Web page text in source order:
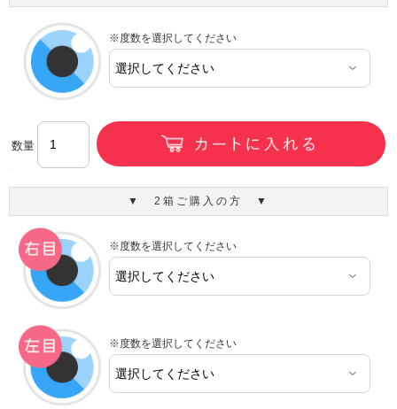
※度数を選択してください
数量
▼ 2箱ご購入の方 ▼
※度数を選択してください
※度数を選択してください